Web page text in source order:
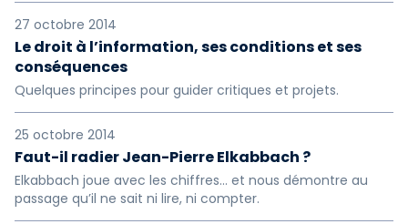
27 octobre 2014
Le droit à l’information, ses conditions et ses
conséquences
Quelques principes pour guider critiques et projets.
25 octobre 2014
Faut-il radier Jean-Pierre Elkabbach ?
Elkabbach joue avec les chiffres… et nous démontre au
passage qu’il ne sait ni lire, ni compter.